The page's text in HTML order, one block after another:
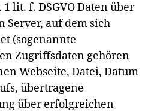
lit. f. DSGVO Daten über
Server, auf dem sich
(sogenannte
Zugriffsdaten gehören
Webseite, Datei, Datum
übertragene
über erfolgreichen